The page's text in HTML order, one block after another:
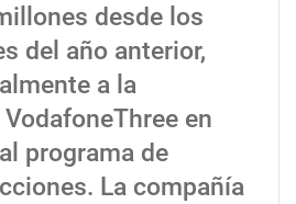
desde los
del año anterior,
a la
en
programa de
La compañía